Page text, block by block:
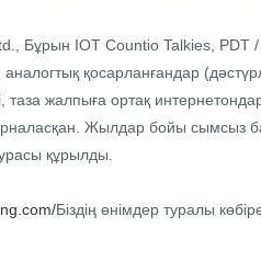
Бұрын IOT Countio Talkies, PDT
қосарланғандар
таза жалпыға ортақ
Жылдар бойы сымсыз
құрылды.
Біздің өнімдер туралы